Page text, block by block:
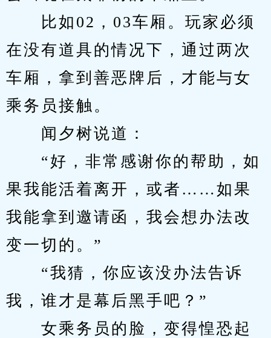
比如02，03车厢。玩家必须
在没有道具的情况下，通过两次
车厢，拿到善恶牌后，才能与女
乘务员接触。
闻夕树说道：
“好，非常感谢你的帮助，如
果我能活着离开，或者……如果
我能拿到邀请函，我会想办法改
变一切的。”
“我猜，你应该没办法告诉
我，谁才是幕后黑手吧？”
女乘务员的脸，变得惶恐起